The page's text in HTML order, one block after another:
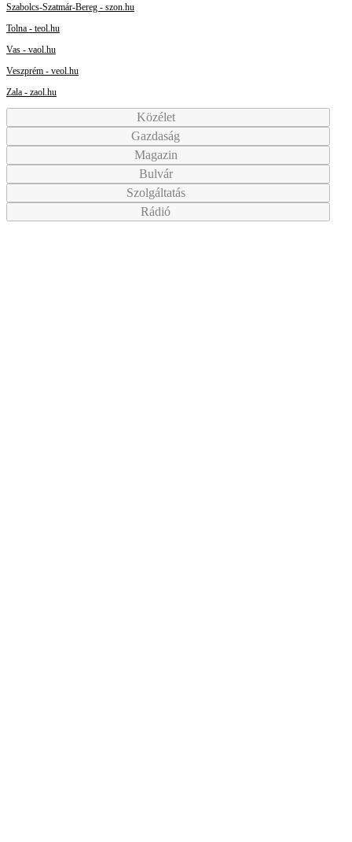
Szabolcs-Szatmár-Bereg - szon.hu
Tolna - teol.hu
Vas - vaol.hu
Veszprém - veol.hu
Zala - zaol.hu
Közélet
Gazdaság
Magazin
Bulvár
Szolgáltatás
Rádió